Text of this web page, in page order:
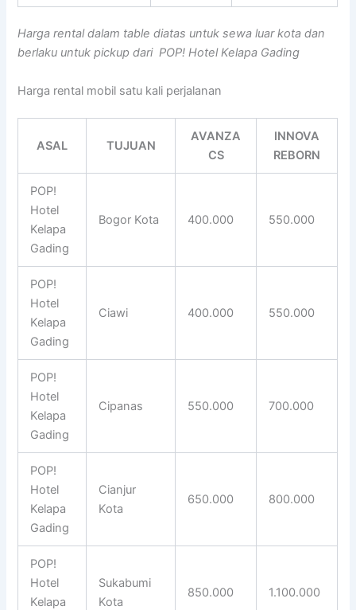
Harga rental dalam table diatas untuk sewa luar kota dan
berlaku untuk pickup dari POP! Hotel Kelapa Gading
Harga rental mobil satu kali perjalanan
ASAL TUJUAN
AVANZA
CS
INNOVA
REBORN
POP!
Hotel
Kelapa
Gading
Bogor Kota 400.000 550.000
POP!
Hotel
Kelapa
Gading
Ciawi 400.000 550.000
POP!
Hotel
Kelapa
Gading
Cipanas 550.000 700.000
POP!
Hotel
Kelapa
Gading
Cianjur
Kota
650.000 800.000
POP!
Hotel
Kelapa
Sukabumi
Kota
850.000 1.100.000